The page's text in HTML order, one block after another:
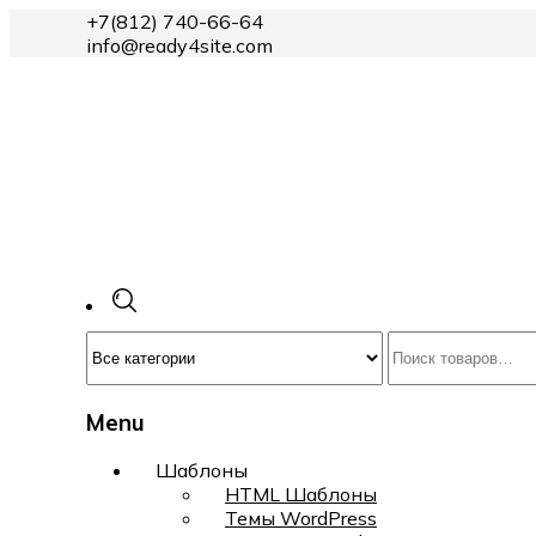
+7(812) 740-66-64
info@ready4site.com
Menu
Skip
Шаблоны
HTML Шаблоны
Темы WordPress